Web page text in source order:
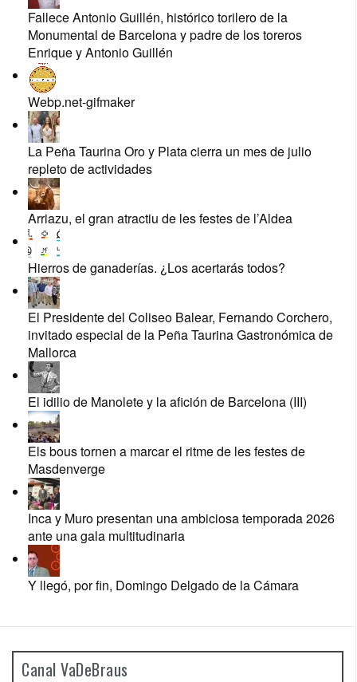
Fallece Antonio Guillén, histórico torilero de la
Monumental de Barcelona y padre de los toreros
Enrique y Antonio Guillén
Webp.net-gifmaker
La Peña Taurina Oro y Plata cierra un mes de julio
repleto de actividades
Arriazu, el gran atractiu de les festes de l’Aldea
Hierros de ganaderías. ¿Los acertarás todos?
El Presidente del Coliseo Balear, Fernando Corchero,
invitado especial de la Peña Taurina Gastronómica de
Mallorca
El idilio de Manolete y la afición de Barcelona (III)
Els bous tornen a marcar el ritme de les festes de
Masdenverge
Inca y Muro presentan una ambiciosa temporada 2026
ante una gala multitudinaria
Y llegó, por fin, Domingo Delgado de la Cámara
Canal VaDeBraus